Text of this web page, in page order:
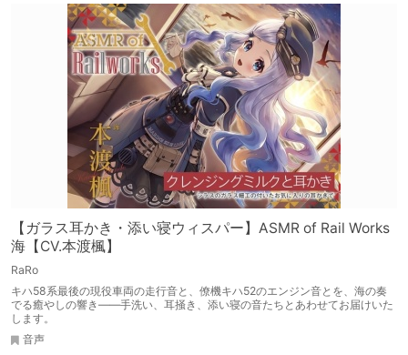
【ガラス耳かき・添い寝ウィスパー】ASMR of Rail Works
海【CV.本渡楓】
RaRo
キハ58系最後の現役車両の走行音と、僚機キハ52のエンジン音とを、海の奏
でる癒やしの響き――手洗い、耳掻き、添い寝の音たちとあわせてお届けいた
します。
音声